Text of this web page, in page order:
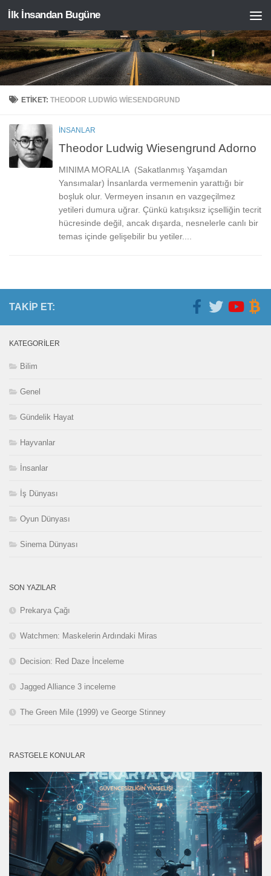
Skip to content
İlk İnsandan Bugüne
ETIKET:THEODOR LUDWIG WIESENDGRUND
İNSANLAR
Theodor Ludwig Wiesengrund Adorno
MINIMA MORALIA (Sakatlanmış Yaşamdan
Yansımalar) İnsanlarda vermemenin yarattığı bir
boşluk olur. Vermeyen insanın en vazgeçilmez
yetileri dumura uğrar. Çünkü katışıksız içselliğin tecrit
hücresinde değil, ancak dışarda, nesnelerle canlı bir
temas içinde gelişebilir bu yetiler....
TAKIP ET:
KATEGORILER
Bilim
Genel
Gündelik Hayat
Hayvanlar
İnsanlar
İş Dünyası
Oyun Dünyası
Sinema Dünyası
SON YAZILAR
Prekarya Çağı
Watchmen: Maskelerin Ardındaki Miras
Decision: Red Daze İnceleme
Jagged Alliance 3 inceleme
The Green Mile (1999) ve George Stinney
RASTGELE KONULAR